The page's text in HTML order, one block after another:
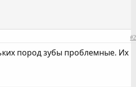
#2
пород зубы проблемные. Их